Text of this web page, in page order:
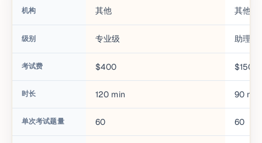
机构 其他 其他
级别 专业级 助理级
考试费 $400 $150
时长 120 min 90 min
单次考试题量 60 60